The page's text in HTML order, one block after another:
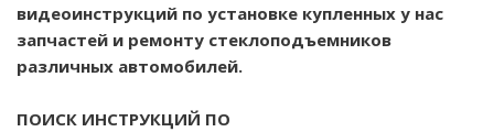
видеоинструкций по установке купленных у нас
запчастей и ремонту стеклоподъемников
различных автомобилей.
ПОИСК ИНСТРУКЦИЙ ПО